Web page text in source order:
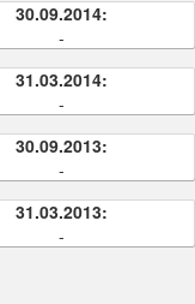
30.09.2014:
-
31.03.2014:
-
30.09.2013:
-
31.03.2013:
-